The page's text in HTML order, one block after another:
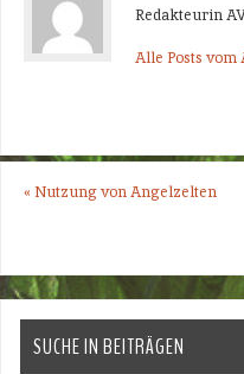
Redakteurin
Alle Posts
« Nutzung von Angelzelten
SUCHE IN BEITRÄGEN